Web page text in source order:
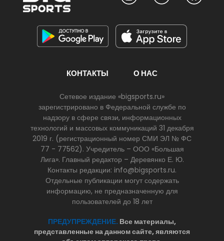
КОНТАКТЫ О НАС
Сетевое издание «bigsports.ru»
зарегистрировано в Федеральной службе по
надзору в сфере связи, информационных
технологий и массовых коммуникаций 31 декабря
2019 г. (регистрационный номер СМИ ЭЛ № ФС
77 - 77562). Учредитель – ООО «Большая
Лига». Главный редактор – Деревянко Е. Ю.
Контакты редакции: info@bigsports.ru.
Отдельные публикации могут содержать
информацию, не предназначенную для
пользователей до 18 лет
ПРЕДУПРЕЖДЕНИЕ. Все материалы,
представленные на данном сайте, являются